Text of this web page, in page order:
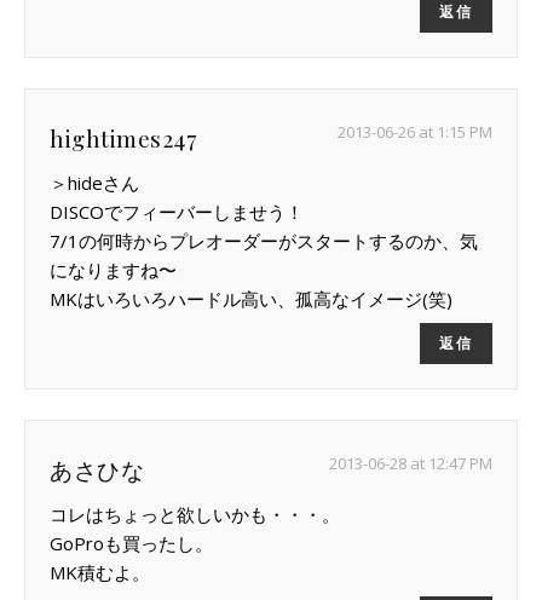
返信
hightimes247 2013-06-26 at 1:15 PM
＞hideさん
DISCOでフィーバーしませう！
7/1の何時からプレオーダーがスタートするのか、気
になりますね〜
MKはいろいろハードル高い、孤高なイメージ(笑)
返信
あさひな 2013-06-28 at 12:47 PM
コレはちょっと欲しいかも・・・。
GoProも買ったし。
MK積むよ。